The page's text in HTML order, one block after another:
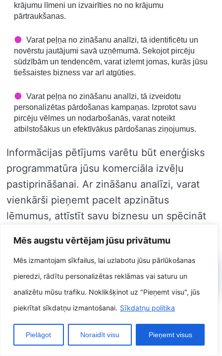
Mēs augstu vērtējam jūsu privātumu
Mēs izmantojam sīkfailus, lai uzlabotu jūsu pārlūkošanas
pieredzi, rādītu personalizētas reklāmas vai saturu un
analizētu mūsu trafiku. Noklikšķinot uz "Pieņemt visu", jūs
piekrītat sīkdatņu izmantošanai. Sīkdatņu politika
Pielāgot Noraidīt visu Pieņemt visus
krājumu līmeni un izvairīties no no krājumu
pārtraukšanas.
Varat peļņa no zināšanu analīzi, tā identificētu un
novērstu jautājumi savā uzņēmumā. Sekojot pircēju
sūdzībām un tendencēm, varat izlemt jomas, kurās jūsu
tiešsaistes bizness var arī atgūties.
Varat peļņa no zināšanu analīzi, tā izveidotu
personalizētas pārdošanas kampaņas. Izprotot savu
pircēju vēlmes un nodarbošanās, varat noteikt
atbilstošākus un efektīvākus pārdošanas ziņojumus.
Informācijas pētījums varētu būt enerģisks
programmatūra jūsu komerciāla izvēļu
pastiprināšanai. Ar zināšanu analīzi, varat
vienkārši pieņemt pacelt apzinātus
lēmumus, attīstīt savu biznesu un spēcināt
IX. Informācijas pārvaldības ceļš uz
priekšu
Informācijas pārvaldības ceļš uz priekšu ir
gaiša. Lai varētu padomi, kā zināšanu
daudzums, ātrums un diezgan daudz turpina